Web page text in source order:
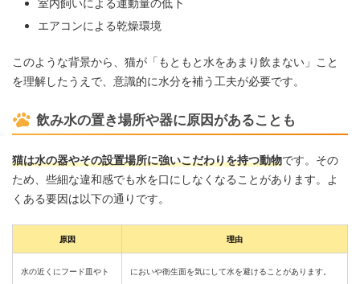
エアコンによる乾燥環境
このような背景から、猫が「もともと水をあまり飲まない」こと
を理解したうえで、意識的に水分を補う工夫が必要です。
飲み水の置き場所や器に原因があることも
猫は水の器やその設置場所に強いこだわりを持つ動物です。その
ため、些細な違和感でも水を口にしなくなることがあります。よ
くある要因は以下の通りです。
原因 理由
水の近くにフード皿やト
においや衛生面を気にして水を避けることがあります。